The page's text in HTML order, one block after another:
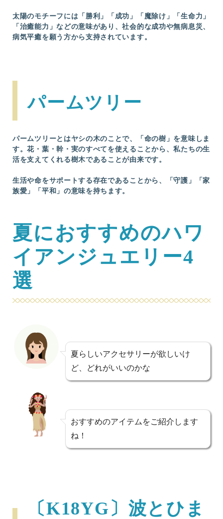
太陽のモチーフには「勝利」「成功」「魔除け」「生命力」
「治癒能力」などの意味があり、社会的な成功や無病息災、
病気平癒を願う方から支持されています。
パームツリー
パームツリーとはヤシの木のことで、「命の樹」を意味しま
す。花・葉・幹・実のすべてを使えることから、私たちの生
活を支えてくれる樹木であることが由来です。
生活や命をサポートする存在であることから、「守護」「家
族愛」「平和」の意味を持ちます。
夏におすすめのハワ
イアンジュエリー4
選
夏らしいアクセサリーが欲しいけ
ど、どれがいいのかな
おすすめのアイテムをご紹介します
ね！
〔K18YG〕波とひま